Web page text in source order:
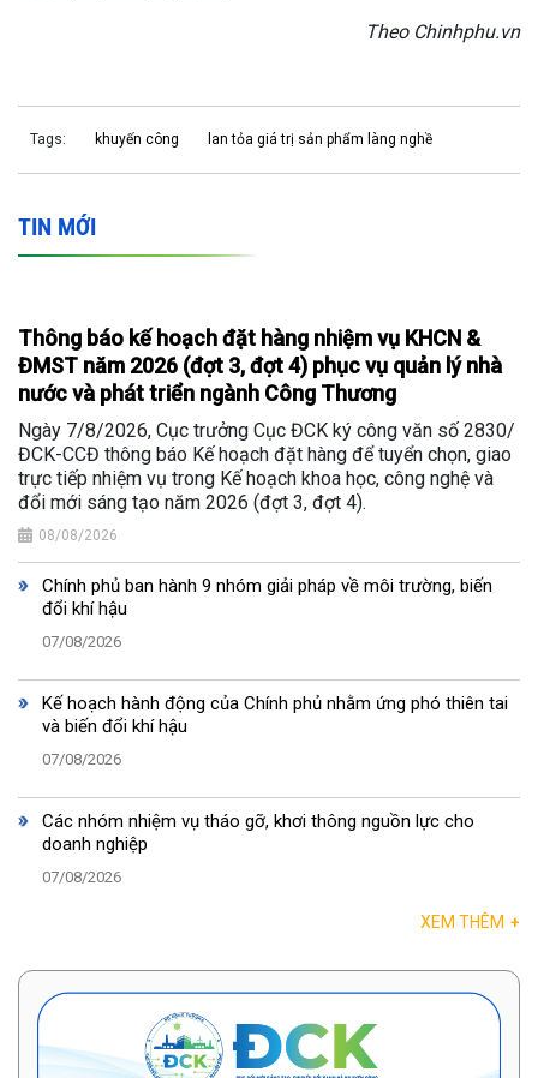
Theo Chinhphu.vn
Tags: khuyến công lan tỏa giá trị sản phẩm làng nghề
TIN MỚI
Thông báo kế hoạch đặt hàng nhiệm vụ KHCN &
ĐMST năm 2026 (đợt 3, đợt 4) phục vụ quản lý nhà
nước và phát triển ngành Công Thương
Ngày 7/8/2026, Cục trưởng Cục ĐCK ký công văn số 2830/
ĐCK-CCĐ thông báo Kế hoạch đặt hàng để tuyển chọn, giao
trực tiếp nhiệm vụ trong Kế hoạch khoa học, công nghệ và
đổi mới sáng tạo năm 2026 (đợt 3, đợt 4).
08/08/2026
Chính phủ ban hành 9 nhóm giải pháp về môi trường, biến
đổi khí hậu
07/08/2026
Kế hoạch hành động của Chính phủ nhằm ứng phó thiên tai
và biến đổi khí hậu
07/08/2026
Các nhóm nhiệm vụ tháo gỡ, khơi thông nguồn lực cho
doanh nghiệp
07/08/2026
XEM THÊM +